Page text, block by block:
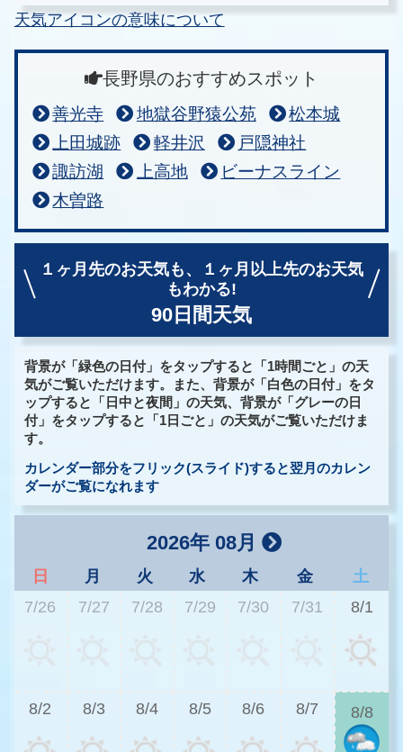
天気アイコンの意味について
長野県のおすすめスポット
善光寺 地獄谷野猿公苑
松本城
上田城跡
軽井沢
戸隠神社
諏訪湖
上高地
ビーナスライン
木曽路
１ヶ月先のお天気も、
１ヶ月以上先のお天気
もわかる!
90日間天気
背景が「緑色の日付」をタップすると「1時間ごと」の天
気がご覧いただけます。また、背景が「白色の日付」をタ
ップすると「日中と夜間」の天気、背景が「グレーの日
付」をタップすると「1日ごと」の天気がご覧いただけま
す。
カレンダー部分をフリック(スライド)すると翌月のカレン
ダーがご覧になれます
2026年 08月
日 月 火 水 木 金
土
7/26
7/27 7/28 7/29 7/30 7/31 8/1
8/2 8/3 8/4 8/5 8/6 8/7 8/8